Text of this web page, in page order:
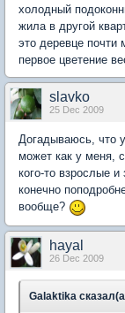
холодный
жила в другой
это деревце
первое цветение
slavko
25 Dec 2009
Догадываюсь, что
может как у меня,
кого-то взрослые
конечно
вообще?
hayal
26 Dec 2009
Galaktika